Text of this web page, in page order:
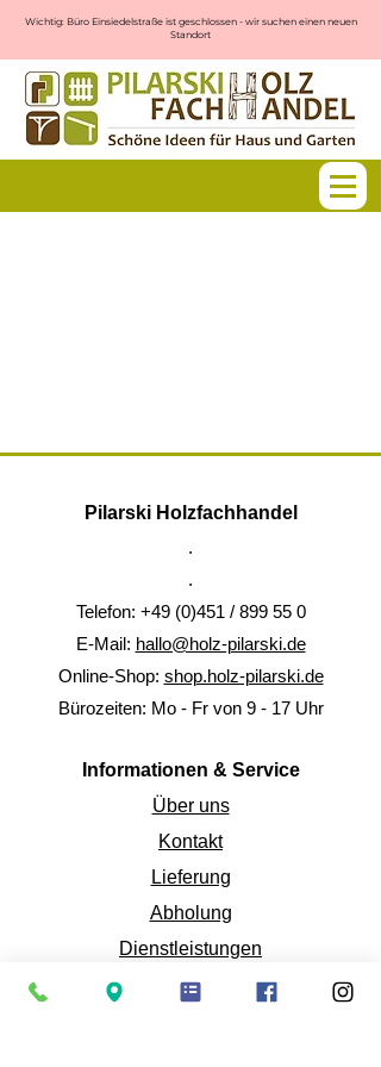
Wichtig: Büro Einsiedelstraße ist geschlossen - wir suchen einen neuen
Standort
Pilarski Holzfachhandel
.
.
Telefon: +49 (0)451 / 899 55 0
E-Mail: hallo@holz-pilarski.de
Online-Shop: shop.holz-pilarski.de
Bürozeiten: Mo - Fr von 9 - 17 Uhr
Informationen & Service
Über uns
Kontakt
Lieferung
Abholung
Dienstleistungen
FAQ